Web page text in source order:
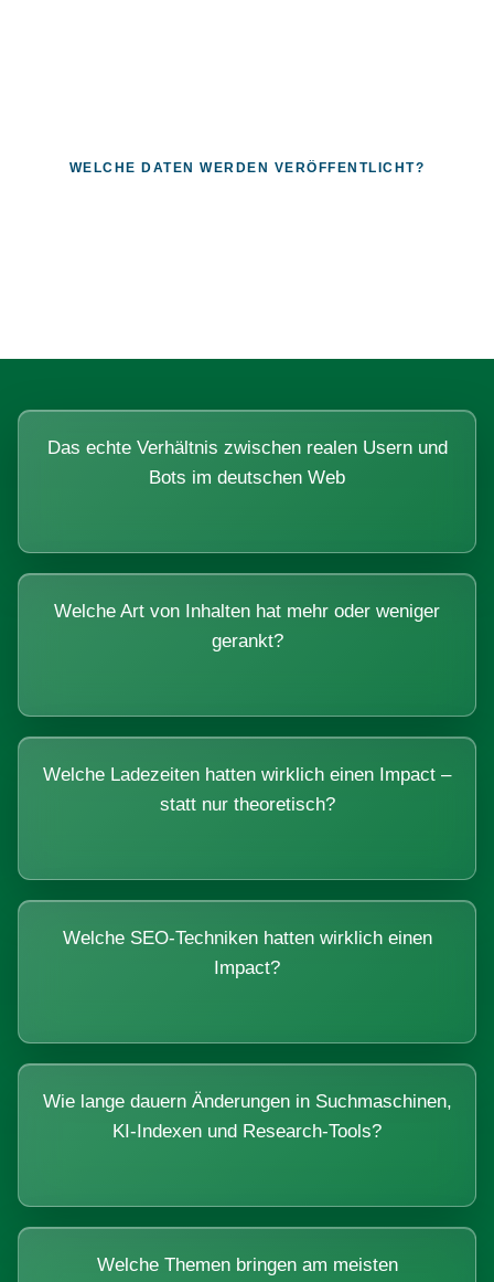
WELCHE DATEN WERDEN VERÖFFENTLICHT?
Das echte Verhältnis zwischen realen Usern und
Bots im deutschen Web
Welche Art von Inhalten hat mehr oder weniger
gerankt?
Welche Ladezeiten hatten wirklich einen Impact –
statt nur theoretisch?
Welche SEO-Techniken hatten wirklich einen
Impact?
Wie lange dauern Änderungen in Suchmaschinen,
KI-Indexen und Research-Tools?
Welche Themen bringen am meisten